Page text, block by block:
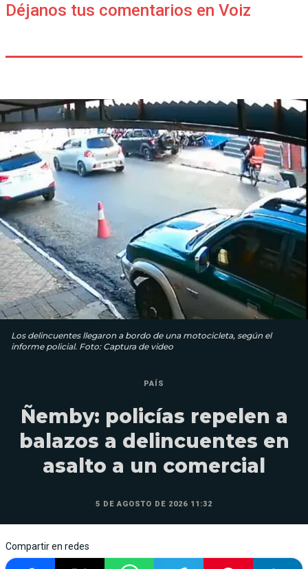
Déjanos tus comentarios en Voiz
Los delincuentes llegaron a bordo de una motocicleta, según el
informe policial. Foto: Captura de video
PAÍS
Ñemby: policías repelen a
balazos a delincuentes en
asalto a un comercial
5 DE AGOSTO DE 2026 11:32
Compartir en redes